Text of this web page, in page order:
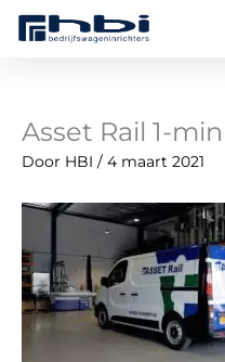
Asset Rail 1-min
Door HBI / 4 maart 2021